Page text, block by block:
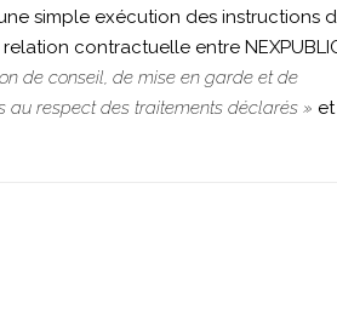
simple exécution des instructions
contractuelle entre
de conseil, de mise en garde et de
au respect des traitements déclarés » et